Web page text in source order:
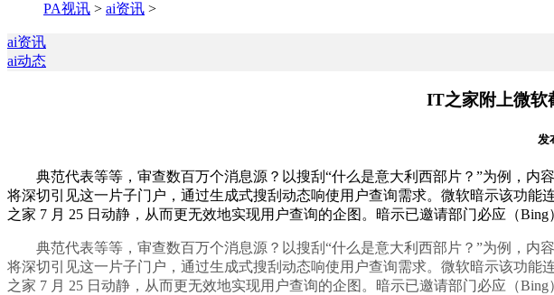
PA视讯 > ai资讯 >
ai资讯
ai动态
IT之家附上微软
发
典范代表等等，审查数百万个消息源？以搜刮“什么是意大利西部片？”为例，内
将深切引见这一片子门户，通过生成式搜刮动态响使用户查询需求。微软暗示该功
之家 7 月 25 日动静，从而更无效地实现用户查询的企图。暗示已邀请部门必应（
典范代表等等，审查数百万个消息源？以搜刮“什么是意大利西部片？”为例，内
将深切引见这一片子门户，通过生成式搜刮动态响使用户查询需求。微软暗示该功
之家 7 月 25 日动静，从而更无效地实现用户查询的企图。暗示已邀请部门必应（